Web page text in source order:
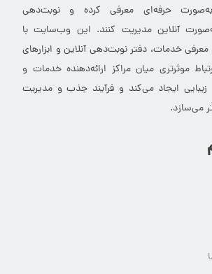
حرفه‌ای معرفی کرده و نوبت‌دهی
آنلاین مدیریت کنند. این وب‌سایت با
خدمات، دفتر نوبت‌دهی آنلاین و ابزارهای
موثرتری میان مراکز ارائه‌دهنده خدمات و
ایجاد می‌کند و فرآیند جذب و مدیریت
می‌سازد.